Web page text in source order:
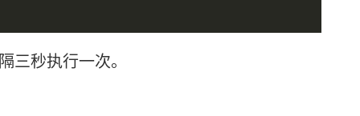
秒执行一次。